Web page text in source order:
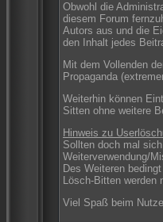
Obwohl die
diesem Forum
Autors aus und die
den Inhalt jedes
Mit dem Vollenden
Propaganda
Weiterhin können
Sitten ohne weitere
Hinweis zu
Sollten doch mal
Weiterverwendung/
Des Weiteren
Lösch-Bitten werden
Viel Spaß beim